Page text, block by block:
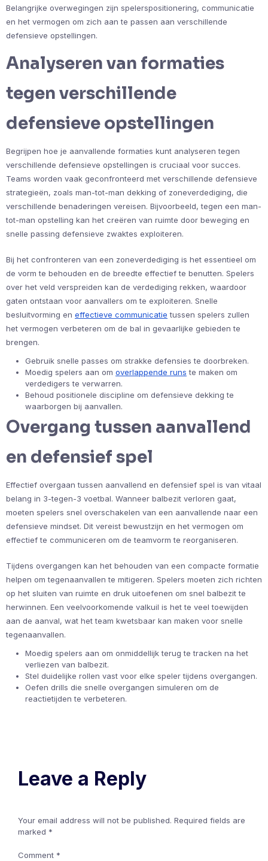
Belangrijke overwegingen zijn spelerspositionering, communicatie
en het vermogen om zich aan te passen aan verschillende
defensieve opstellingen.
Analyseren van formaties
tegen verschillende
defensieve opstellingen
Begrijpen hoe je aanvallende formaties kunt analyseren tegen
verschillende defensieve opstellingen is cruciaal voor succes.
Teams worden vaak geconfronteerd met verschillende defensieve
strategieën, zoals man-tot-man dekking of zoneverdediging, die
verschillende benaderingen vereisen. Bijvoorbeeld, tegen een man-
tot-man opstelling kan het creëren van ruimte door beweging en
snelle passing defensieve zwaktes exploiteren.
Bij het confronteren van een zoneverdediging is het essentieel om
de vorm te behouden en de breedte effectief te benutten. Spelers
over het veld verspreiden kan de verdediging rekken, waardoor
gaten ontstaan voor aanvallers om te exploiteren. Snelle
besluitvorming en effectieve communicatie tussen spelers zullen
het vermogen verbeteren om de bal in gevaarlijke gebieden te
brengen.
Gebruik snelle passes om strakke defensies te doorbreken.
Moedig spelers aan om overlappende runs te maken om
verdedigers te verwarren.
Behoud positionele discipline om defensieve dekking te
waarborgen bij aanvallen.
Overgang tussen aanvallend
en defensief spel
Effectief overgaan tussen aanvallend en defensief spel is van vitaal
belang in 3-tegen-3 voetbal. Wanneer balbezit verloren gaat,
moeten spelers snel overschakelen van een aanvallende naar een
defensieve mindset. Dit vereist bewustzijn en het vermogen om
effectief te communiceren om de teamvorm te reorganiseren.
Tijdens overgangen kan het behouden van een compacte formatie
helpen om tegenaanvallen te mitigeren. Spelers moeten zich richten
op het sluiten van ruimte en druk uitoefenen om snel balbezit te
herwinnen. Een veelvoorkomende valkuil is het te veel toewijden
aan de aanval, wat het team kwetsbaar kan maken voor snelle
tegenaanvallen.
Moedig spelers aan om onmiddellijk terug te tracken na het
verliezen van balbezit.
Stel duidelijke rollen vast voor elke speler tijdens overgangen.
Oefen drills die snelle overgangen simuleren om de
reactietijden te verbeteren.
Leave a Reply
Your email address will not be published. Required fields are
marked *
Comment *